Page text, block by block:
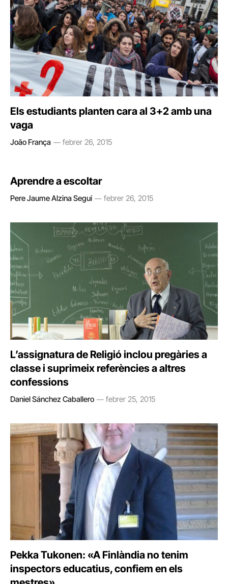
Els estudiants planten cara al 3+2 amb una
vaga
João França febrer 26, 2015
Aprendre a escoltar
Pere Jaume Alzina Seguí febrer 26, 2015
L’assignatura de Religió inclou pregàries a
classe i suprimeix referències a altres
confessions
Daniel Sánchez Caballero febrer 25, 2015
Pekka Tukonen: «A Finlàndia no tenim
inspectors educatius, confiem en els